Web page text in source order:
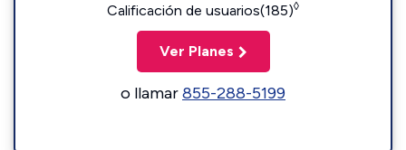
Calificación de usuarios(185)◊
Ver Planes
o llamar855-288-5199